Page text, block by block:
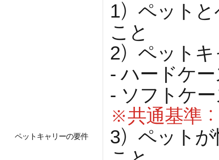
ペットキャリーの要件
1）ペット
こと
2）ペット
- ハードケ
- ソフトケ
※共通基準
3）ペット